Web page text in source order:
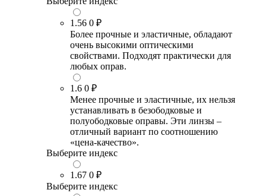
1.56 0 ₽
Более прочные и эластичные, обладают
очень высокими оптическими
свойствами. Подходят практически для
любых оправ.
1.6 0 ₽
Менее прочные и эластичные, их нельзя
устанавливать в безободковые и
полуободковые оправы. Эти линзы –
отличный вариант по соотношению
«цена-качество».
Выберите индекс
1.67 0 ₽
Выберите индекс